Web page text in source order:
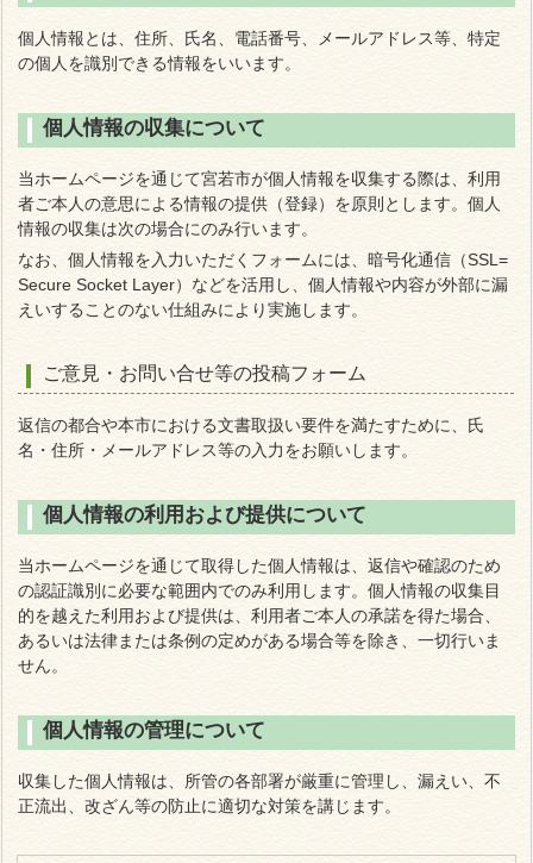
個人情報とは、住所、氏名、電話番号、メールアドレス等、特定
の個人を識別できる情報をいいます。
個人情報の収集について
当ホームページを通じて宮若市が個人情報を収集する際は、利用
者ご本人の意思による情報の提供（登録）を原則とします。個人
情報の収集は次の場合にのみ行います。
なお、個人情報を入力いただくフォームには、暗号化通信（SSL=
Secure Socket Layer）などを活用し、個人情報や内容が外部に漏
えいすることのない仕組みにより実施します。
ご意見・お問い合せ等の投稿フォーム
返信の都合や本市における文書取扱い要件を満たすために、氏
名・住所・メールアドレス等の入力をお願いします。
個人情報の利用および提供について
当ホームページを通じて取得した個人情報は、返信や確認のため
の認証識別に必要な範囲内でのみ利用します。個人情報の収集目
的を越えた利用および提供は、利用者ご本人の承諾を得た場合、
あるいは法律または条例の定めがある場合等を除き、一切行いま
せん。
個人情報の管理について
収集した個人情報は、所管の各部署が厳重に管理し、漏えい、不
正流出、改ざん等の防止に適切な対策を講じます。